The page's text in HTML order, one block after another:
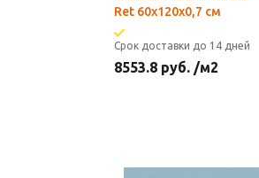
Ret 60x120x0,7 см
Срок доставки до 14 дней
8553.8 руб. /м2